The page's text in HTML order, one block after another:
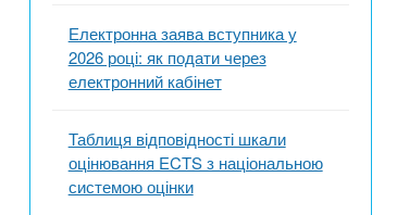
Електронна заява вступника у
2026 році: як подати через
електронний кабінет
Таблиця відповідності шкали
оцінювання ECTS з національною
системою оцінки